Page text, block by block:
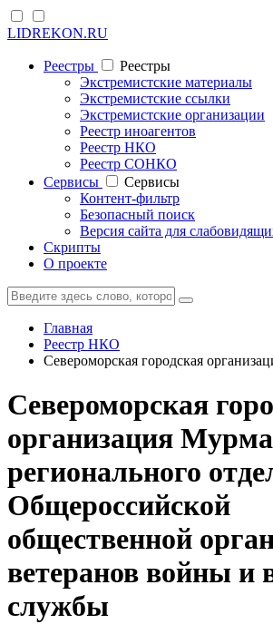
LIDREKON.RU
Реестры
Реестры
Экстремистские материалы
Экстремистские ссылки
Экстремистские организации
Реестр иноагентов
Реестр НКО
Реестр СОНКО
Cервисы
Cервисы
Контент-фильтр
Безопасный поиск
Версия сайта для
Скрипты
О проекте
Главная
Реестр НКО
Североморская городская
Североморская
организация
регионального
Общероссийской
общественной
ветеранов войны и
службы